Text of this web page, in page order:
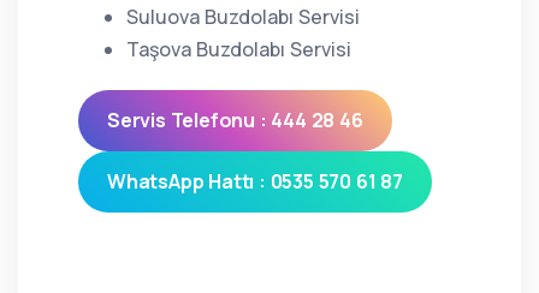
Suluova Buzdolabı Servisi
Taşova Buzdolabı Servisi
Servis Telefonu : 444 28 46
WhatsApp Hattı : 0535 570 61 87